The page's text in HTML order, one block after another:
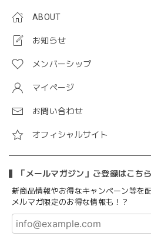
ABOUT
お知らせ
メンバーシップ
マイページ
お問い合わせ
オフィシャルサイト
「メールマガジン」ご登録はこちら
新商品情報やお得なキャンペーン等を
メルマガ限定のお得な情報も！？